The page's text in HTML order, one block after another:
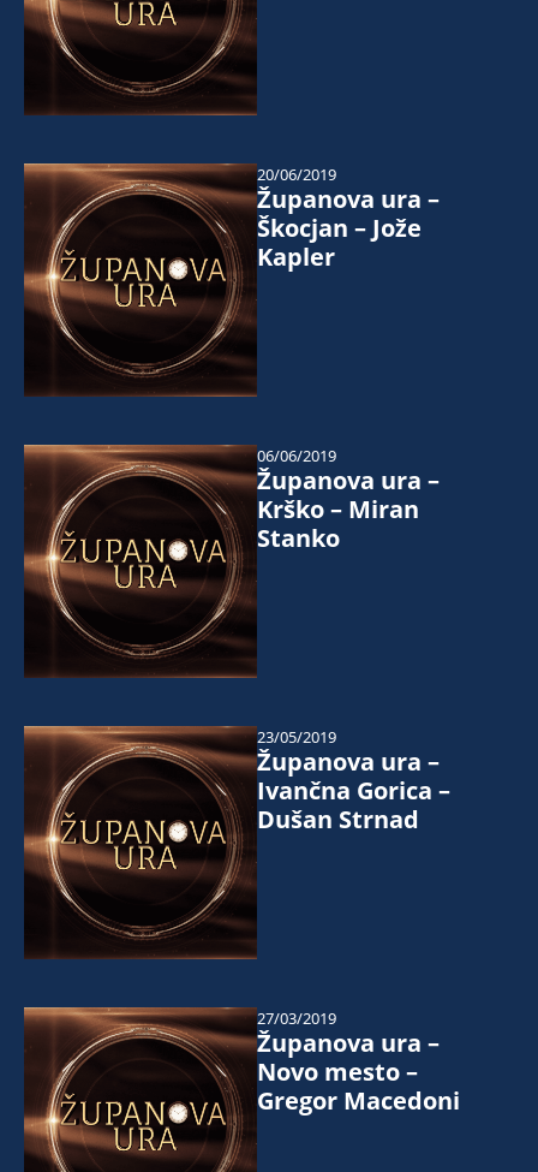
Županova ura –
Škocjan – Jože
Kapler
20/06/2019
Županova ura –
Krško – Miran
Stanko
06/06/2019
Županova ura –
Ivančna Gorica –
Dušan Strnad
23/05/2019
Županova ura –
Novo mesto –
Gregor Macedoni
27/03/2019